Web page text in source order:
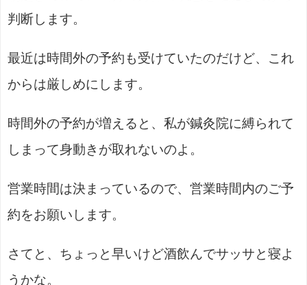
判断します。
最近は時間外の予約も受けていたのだけど、これ
からは厳しめにします。
時間外の予約が増えると、私が鍼灸院に縛られて
しまって身動きが取れないのよ。
営業時間は決まっているので、営業時間内のご予
約をお願いします。
さてと、ちょっと早いけど酒飲んでサッサと寝よ
うかな。